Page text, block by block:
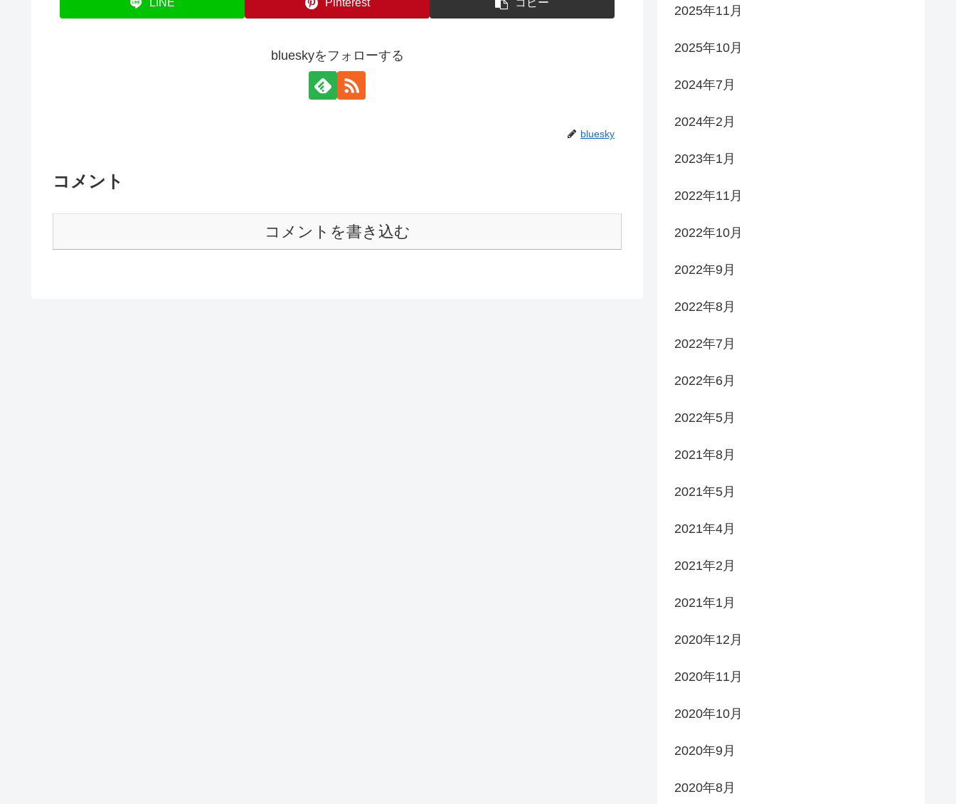
blueskyをフォローする
bluesky
コメント
コメントを書き込む
2025年11月
2025年10月
2024年7月
2024年2月
2023年1月
2022年11月
2022年10月
2022年9月
2022年8月
2022年7月
2022年6月
2022年5月
2021年8月
2021年5月
2021年4月
2021年2月
2021年1月
2020年12月
2020年11月
2020年10月
2020年9月
2020年8月